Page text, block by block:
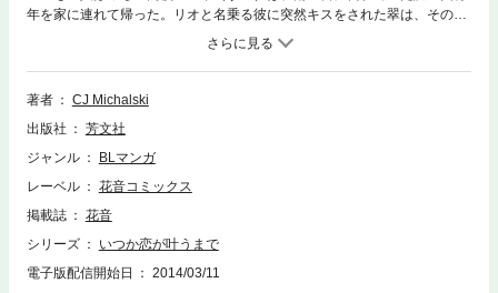
年を家に連れて帰った。リオと名乗る彼に突然キスをされた翠は、その時
からただ一人自分を必要としてくれるリオに思いを寄せるが…。出会うこ
とが運命づけられていた二人の恋！リオの陵辱された少年時代「恋が叶う
前に」も収録！描き下ろし付き
著者
CJ Michalski
出版社
芳文社
ジャンル
BLマンガ
レーベル
花音コミックス
掲載誌
花音
シリーズ
いつか恋が叶うまで
電子版配信開始日
2014/03/11